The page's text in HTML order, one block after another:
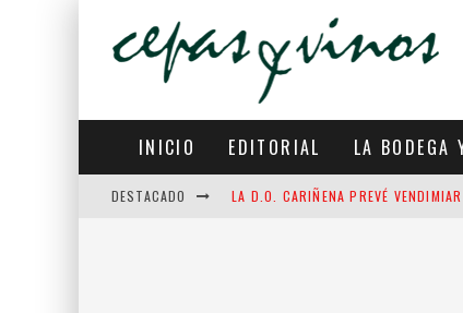
INICIO EDITORIAL LA BODEGA
DESTACADO LA INTELIGENCIA ARTIFICIAL
LA D.O. RUEDA CONSOLIDA UN